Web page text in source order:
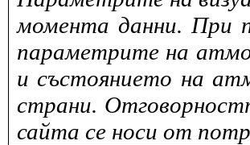
момента данни. При
параметрите на
и състоянието на
страни.
сайта се носи от